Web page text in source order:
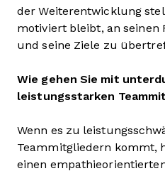
der Weiterentwicklung
motiviert bleibt, an seinen
und seine Ziele zu
Wie gehen Sie mit
leistungsstarken
Wenn es zu
Teammitgliedern kommt,
einen